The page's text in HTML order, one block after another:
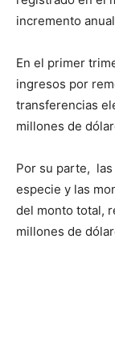
incremento
En el primer
ingresos por
transferencias
millones de
Por su parte,
especie y las
del monto total,
millones de